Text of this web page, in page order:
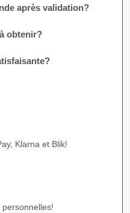
après validation?
obtenir?
Klarna et Blik!